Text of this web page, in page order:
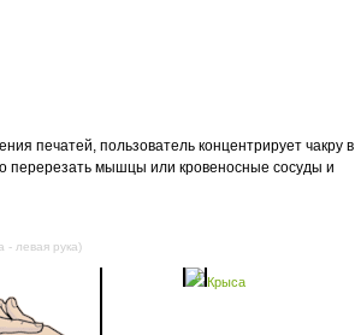
печатей, пользователь концентрирует чакру в
мышцы или кровеносные сосуды и
- левая рука)
4 Крыса